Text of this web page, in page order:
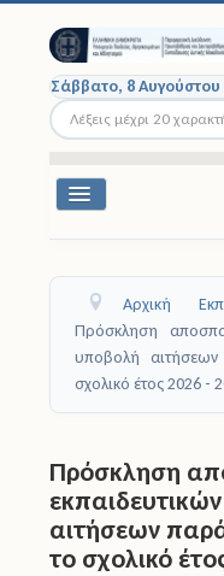
Σάββατο, 8 Αυγούστου
Αναζήτηση...
Εναλλαγή
Σχολικές Μονάδες
Εκπαιδευτικοί
Σχολικές Εκδρομές
Νομοθεσία
Αρχική
Πρόσκληση
υποβολή
σχολικό έτος 2026 -
Πρόσκληση
αιτήσεων
το σχολικό